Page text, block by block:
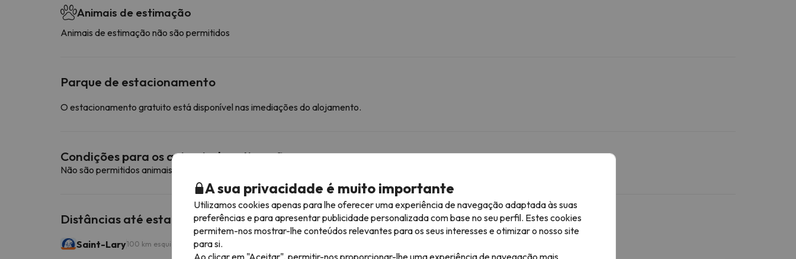
Animais de estimação
Animais de estimação não são permitidos
Parque de estacionamento
O estacionamento gratuito está disponível nas imediações do alojamento.
Condições para os animais de estimação
Não são permitidos animais de estimação neste alojamento.
Distâncias até estações de esqui próximas
Saint-Lary100 km esquiáveis
A sua privacidade é muito importante
Utilizamos cookies apenas para lhe oferecer uma experiência de navegação adaptada às suas
preferências e para apresentar publicidade personalizada com base no seu perfil. Estes cookies
permitem-nos mostrar-lhe conteúdos relevantes para os seus interesses e otimizar o nosso site
para si.
Ao clicar em "Aceitar", permitir-nos proporcionar-lhe uma experiência de navegação mais